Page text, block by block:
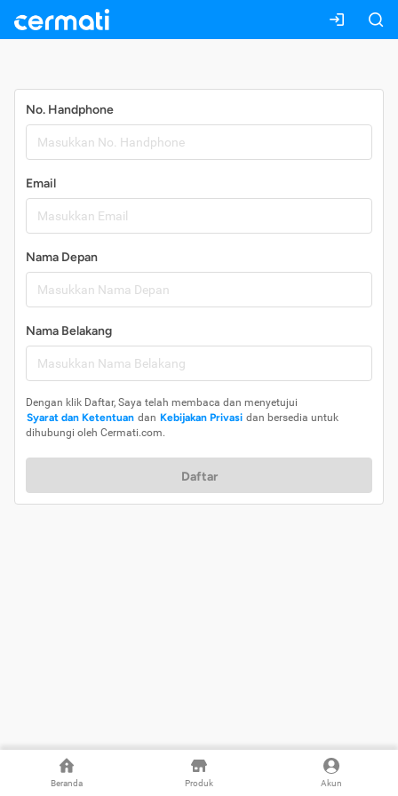
Beranda Produk Akun
No. Handphone
Email
Nama Depan
Nama Belakang
Dengan klik Daftar, Saya telah membaca dan menyetujui
Syarat dan Ketentuan dan Kebijakan Privasi dan bersedia untuk
dihubungi oleh Cermati.com.
Daftar